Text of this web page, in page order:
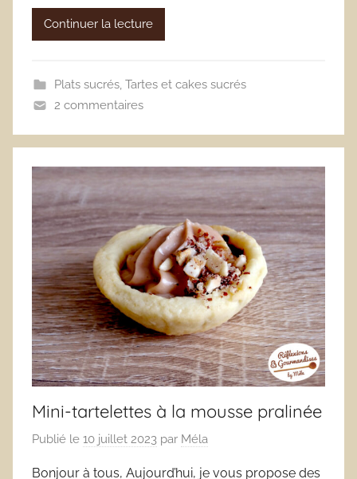
Continuer la lecture
Plats sucrés, Tartes et cakes sucrés
2 commentaires
Mini-tartelettes à la mousse pralinée
Publié le 10 juillet 2023 par Méla
Bonjour à tous, Aujourd’hui, je vous propose des